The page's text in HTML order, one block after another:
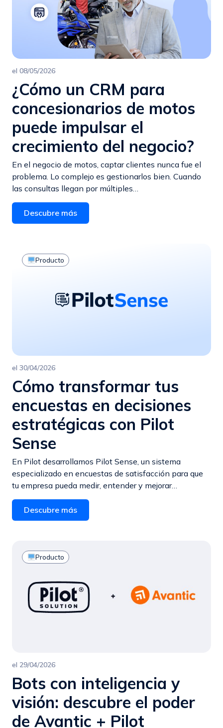
el 08/05/2026
¿Cómo un CRM para
concesionarios de motos
puede impulsar el
crecimiento del negocio?
En el negocio de motos, captar clientes nunca fue el
problema. Lo complejo es gestionarlos bien. Cuando
las consultas llegan por múltiples…
Descubre más
Producto
el 30/04/2026
Cómo transformar tus
encuestas en decisiones
estratégicas con Pilot
Sense
En Pilot desarrollamos Pilot Sense, un sistema
especializado en encuestas de satisfacción para que
tu empresa pueda medir, entender y mejorar…
Descubre más
Producto
el 29/04/2026
Bots con inteligencia y
visión: descubre el poder
de Avantic + Pilot